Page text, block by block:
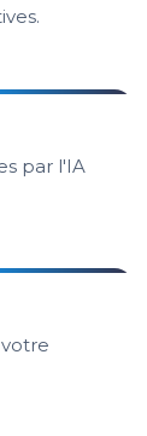
par l'IA